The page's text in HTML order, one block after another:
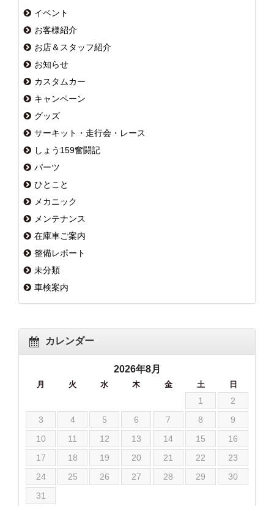
イベント
お客様紹介
お店＆スタッフ紹介
お知らせ
カスタムカー
キャンペーン
グッズ
サーキット・走行会・レース
しょう159奮闘記
パーツ
ひとこと
メカニック
メンテナンス
在庫車ご案内
整備レポート
未分類
車検案内
カレンダー
2026年8月
月 火 水 木 金 土 日
1
2
3
4 5 6 7 8
9
10
11 12 13 14 15
16
17
18 19 20 21 22
23
24
25 26 27 28 29
30
31